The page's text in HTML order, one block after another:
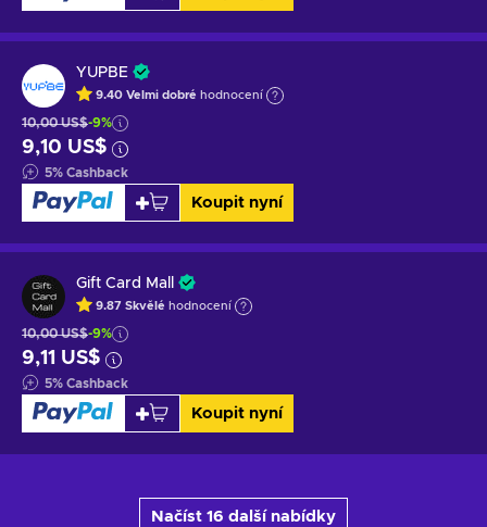
YUPBE
9.40 Velmi dobré hodnocení
10,00 US$-9%
9,10 US$
5% Cashback
Koupit nyní
Gift Card Mall
9.87 Skvělé hodnocení
10,00 US$-9%
9,11 US$
5% Cashback
Koupit nyní
Načíst 16 další nabídky